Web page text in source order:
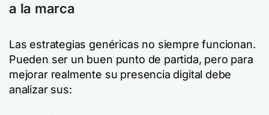
a la marca
Las estrategias genéricas no siempre funcionan.
Pueden ser un buen punto de partida, pero para
mejorar realmente su presencia digital debe
analizar sus: